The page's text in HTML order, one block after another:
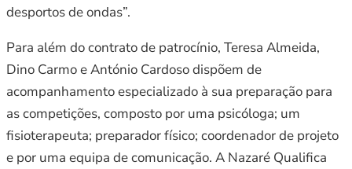
desportos de ondas”.
Para além do contrato de patrocínio, Teresa Almeida,
Dino Carmo e António Cardoso dispõem de
acompanhamento especializado à sua preparação para
as competições, composto por uma psicóloga; um
fisioterapeuta; preparador físico; coordenador de projeto
e por uma equipa de comunicação. A Nazaré Qualifica